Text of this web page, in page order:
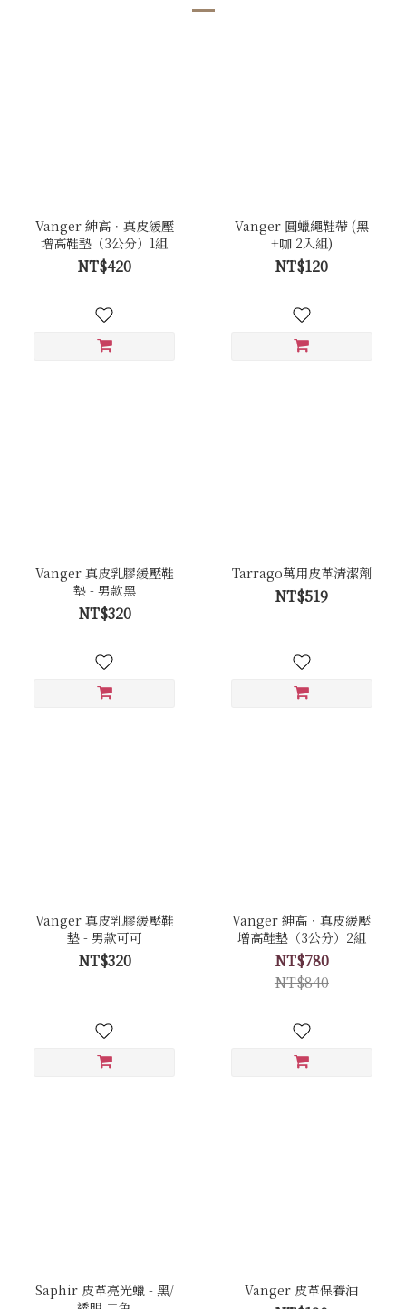
Vanger 紳高．真皮緩壓
增高鞋墊（3公分）1組
NT$420
Vanger 圓蠟繩鞋帶 (黑
+咖 2入組)
NT$120
Vanger 真皮乳膠緩壓鞋
墊 - 男款黑
NT$320
Tarrago萬用皮革清潔劑
NT$519
Vanger 真皮乳膠緩壓鞋
墊 - 男款可可
NT$320
Vanger 紳高．真皮緩壓
增高鞋墊（3公分）2組
NT$780
NT$840
Saphir 皮革亮光蠟 - 黑/
Vanger 皮革保養油